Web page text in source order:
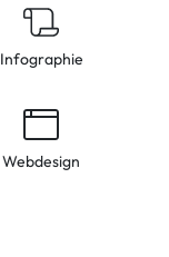
Infographie
Webdesign